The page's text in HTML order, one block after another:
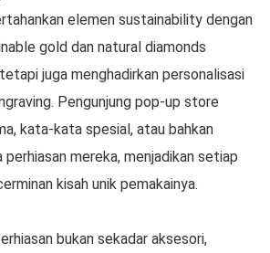
elemen sustainability dengan
gold dan natural diamonds
juga menghadirkan personalisasi
Pengunjung pop-up store
kata-kata spesial, atau bahkan
mereka, menjadikan setiap
kisah unik pemakainya.
bukan sekadar aksesori,